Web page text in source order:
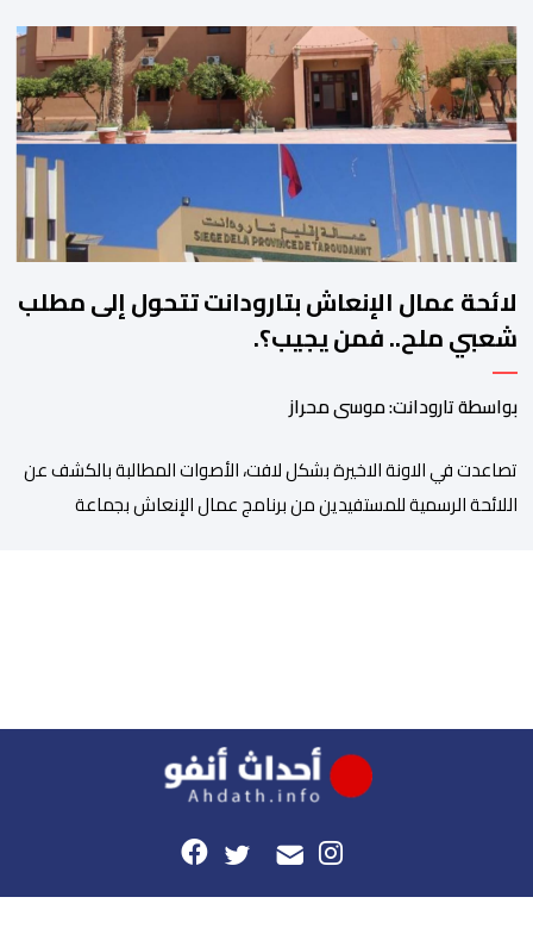
فيها الأحزاب السياسية، إلى ادراج 10 التزامات ضمن برامجها الانتخابية
المنتظرة، في إطار تعاقد سياسي مع المناطق الجبلية والانتقال من
الوعود الانتخابية إلى التزامات عملية […]
لائحة عمال الإنعاش بتارودانت تتحول إلى مطلب
شعبي ملح.. فمن يجيب؟.
بواسطة تارودانت: موسى محراز
تصاعدت في الاونة الاخيرة بشكل لافت، الأصوات المطالبة بالكشف عن
اللائحة الرسمية للمستفيدين من برنامج عمال الإنعاش بجماعة